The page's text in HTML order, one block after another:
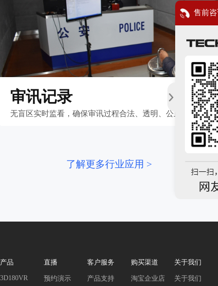
审讯记录
无盲区实时监看，确保审讯过程合法、透明、公正。
了解更多行业应用 >
产品
3D180VR
直播
预约演示
客户服务
产品支持
购买渠道
淘宝企业店
关于我们
关于我们
售前